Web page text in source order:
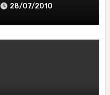
28/07/2010